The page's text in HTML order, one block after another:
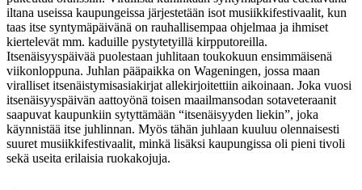
iltana useissa kaupungeissa järjestetään isot musiikkifestivaalit, kun
taas itse syntymäpäivänä on rauhallisempaa ohjelmaa ja ihmiset
kiertelevät mm. kaduille pystytetyillä kirpputoreilla.
Itsenäisyyspäivää puolestaan juhlitaan toukokuun ensimmäisenä
viikonloppuna. Juhlan pääpaikka on Wageningen, jossa maan
viralliset itsenäistymisasiakirjat allekirjoitettiin aikoinaan. Joka vuosi
itsenäisyyspäivän aattoyönä toisen maailmansodan sotaveteraanit
saapuvat kaupunkiin sytyttämään “itsenäisyyden liekin”, joka
käynnistää itse juhlinnan. Myös tähän juhlaan kuuluu olennaisesti
suuret musiikkifestivaalit, minkä lisäksi kaupungissa oli pieni tivoli
sekä useita erilaisia ruokakojuja.